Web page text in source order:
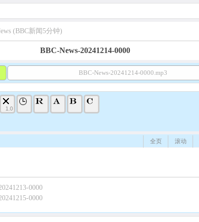
(BBC新闻5分钟)
BBC-News-20241214-0000
BBC-News-20241214-0000.mp3
1.0
滚动
全页
0000
0000